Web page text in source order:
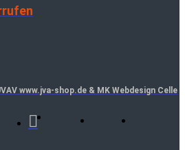
www.jva-shop.de & MK Webdesign Celle